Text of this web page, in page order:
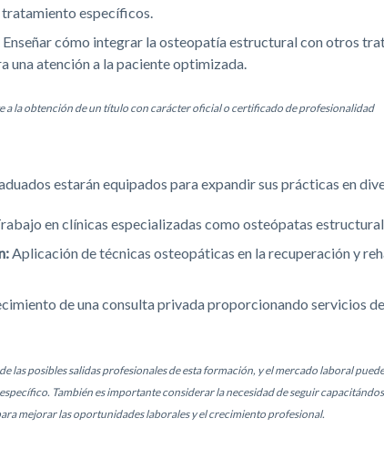
específicos.
Enseñar cómo integrar la osteopatía estructural con otros
una atención a la paciente optimizada.
a la obtención de un título con carácter oficial o certificado de profesionalidad
estarán equipados para expandir sus prácticas en
en clínicas especializadas como osteópatas
Aplicación de técnicas osteopáticas en la recuperación y
de una consulta privada proporcionando servicios
las posibles salidas profesionales de esta formación, y el mercado laboral
También es importante considerar la necesidad de seguir
mejorar las oportunidades laborales y el crecimiento profesional.